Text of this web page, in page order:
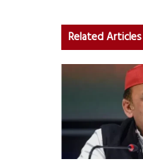
Related Articles